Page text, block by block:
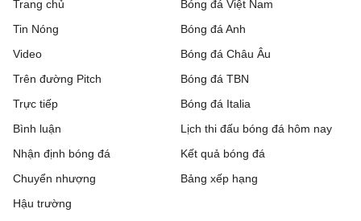
Trang chủ
Tin Nóng
Video
Trên đường Pitch
Trực tiếp
Bóng đá Việt Nam
Bóng đá Anh
Bóng đá Châu Âu
Bóng đá TBN
Bóng đá Italia
Bình luận
Nhận định bóng đá
Chuyển nhượng
Hậu trường
Lịch thi đấu bóng đá hôm nay
Kết quả bóng đá
Bảng xếp hạng